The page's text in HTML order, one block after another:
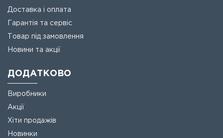
Доставка і оплата
Гарантія та сервіс
Товар під замовлення
Новини та акції
ДОДАТКОВО
Виробники
Акції
Хіти продажів
Новинки